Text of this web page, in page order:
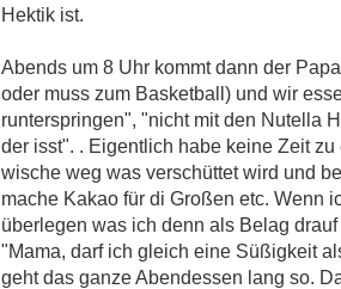
Hektik ist.
Abends um 8 Uhr kommt dann der
oder muss zum Basketball) und wir
runterspringen", "nicht mit den Nutella
der isst". . Eigentlich habe keine Zeit
wische weg was verschüttet wird und
mache Kakao für di Großen etc. Wenn
überlegen was ich denn als Belag
"Mama, darf ich gleich eine Süßigkeit
geht das ganze Abendessen lang so.